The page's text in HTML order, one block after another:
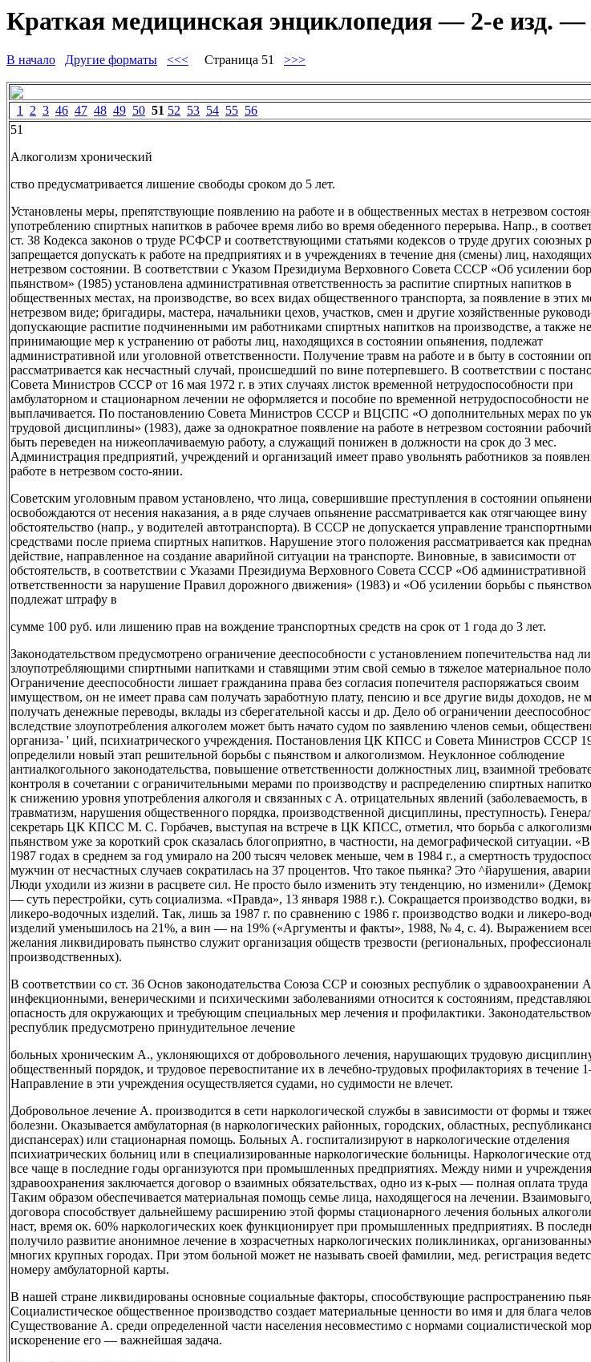
Краткая медицинская энциклопедия — 2-е изд.
В начало Другие форматы <<< Страница 51 >>>
1 2 3 46 47 48 49 50 51 52 53 54 55 56
51
Алкоголизм хронический
ство предусматривается лишение свободы сроком до 5 лет.
Установлены меры, препятствующие появлению на работе и в общественных местах в нетрезвом
употреблению спиртных напитков в рабочее время либо во время обеденного перерыва. Напр., в
ст. 38 Кодекса законов о труде РСФСР и соответствующими статьями кодексов о труде других союзных
запрещается допускать к работе на предприятиях и в учреждениях в течение дня (смены) лиц,
нетрезвом состоянии. В соответствии с Указом Президиума Верховного Совета СССР «Об усилении
пьянством» (1985) установлена административная ответственность за распитие спиртных напитков в
общественных местах, на производстве, во всех видах общественного транспорта, за появление в этих
нетрезвом виде; бригадиры, мастера, начальники цехов, участков, смен и другие хозяйственные
допускающие распитие подчиненными им работниками спиртных напитков на производстве, а также не
принимающие мер к устранению от работы лиц, находящихся в состоянии опьянения, подлежат
административной или уголовной ответственности. Получение травм на работе и в быту в состоянии
рассматривается как несчастный случай, происшедший по вине потерпевшего. В соответствии с
Совета Министров СССР от 16 мая 1972 г. в этих случаях листок временной нетрудоспособности при
амбулаторном и стационарном лечении не оформляется и пособие по временной нетрудоспособности не
выплачивается. По постановлению Совета Министров СССР и ВЦСПС «О дополнительных мерах по
трудовой дисциплины» (1983), даже за однократное появление на работе в нетрезвом состоянии
быть переведен на нижеоплачиваемую работу, а служащий понижен в должности на срок до 3 мес.
Администрация предприятий, учреждений и организаций имеет право увольнять работников за
работе в нетрезвом состо-янии.
Советским уголовным правом установлено, что лица, совершившие преступления в состоянии
освобождаются от несения наказания, а в ряде случаев опьянение рассматривается как отягчающее вину
обстоятельство (напр., у водителей автотранспорта). В СССР не допускается управление транспортными
средствами после приема спиртных напитков. Нарушение этого положения рассматривается как
действие, направленное на создание аварийной ситуации на транспорте. Виновные, в зависимости от
обстоятельств, в соответствии с Указами Президиума Верховного Совета СССР «Об административной
ответственности за нарушение Правил дорожного движения» (1983) и «Об усилении борьбы с
подлежат штрафу в
сумме 100 руб. или лишению прав на вождение транспортных средств на срок от 1 года до 3 лет.
Законодательством предусмотрено ограничение дееспособности с установлением попечительства над
злоупотребляющими спиртными напитками и ставящими этим свой семью в тяжелое материальное
Ограничение дееспособности лишает гражданина права без согласия попечителя распоряжаться своим
имуществом, он не имеет права сам получать заработную плату, пенсию и все другие виды доходов, не
получать денежные переводы, вклады из сберегательной кассы и др. Дело об ограничении
вследствие злоупотребления алкоголем может быть начато судом по заявлению членов семьи,
организа- ' ций, психиатрического учреждения. Постановления ЦК КПСС и Совета Министров СССР
определили новый этап решительной борьбы с пьянством и алкоголизмом. Неуклонное соблюдение
антиалкогольного законодательства, повышение ответственности должностных лиц, взаимной
контроля в сочетании с ограничительными мерами по производству и распределению спиртных
к снижению уровня употребления алкоголя и связанных с А. отрицательных явлений (заболеваемость, в
травматизм, нарушения общественного порядка, производственной дисциплины, преступность).
секретарь ЦК КПСС М. С. Горбачев, выступая на встрече в ЦК КПСС, отметил, что борьба с
пьянством уже за короткий срок сказалась блогоприятно, в частности, на демографической ситуации.
1987 годах в среднем за год умирало на 200 тысяч человек меньше, чем в 1984 г., а смертность
мужчин от несчастных случаев сократилась на 37 процентов. Что такое пьянка? Это ^йарушения,
Люди уходили из жизни в расцвете сил. Не просто было изменить эту тенденцию, но изменили»
— суть перестройки, суть социализма. «Правда», 13 января 1988 г.). Сокращается производство водки,
ликеро-водочных изделий. Так, лишь за 1987 г. по сравнению с 1986 г. производство водки и ликеро-
изделий уменьшилось на 21%, а вин — на 19% («Аргументы и факты», 1988, № 4, с. 4). Выражением
желания ликвидировать пьянство служит организация обществ трезвости (региональных,
производственных).
В соответствии со ст. 36 Основ законодательства Союза ССР и союзных республик о здравоохранении
инфекционными, венерическими и психическими заболеваниями относится к состояниям,
опасность для окружающих и требующим специальных мер лечения и профилактики.
республик предусмотрено принудительное лечение
больных хроническим А., уклоняющихся от добровольного лечения, нарушающих трудовую
общественный порядок, и трудовое перевоспитание их в лечебно-трудовых профилакториях в течение
Направление в эти учреждения осуществляется судами, но судимости не влечет.
Добровольное лечение А. производится в сети наркологической службы в зависимости от формы и
болезни. Оказывается амбулаторная (в наркологических районных, городских, областных,
диспансерах) или стационарная помощь. Больных А. госпитализируют в наркологические отделения
психиатрических больниц или в специализированные наркологические больницы. Наркологические
все чаще в последние годы организуются при промышленных предприятиях. Между ними и
здравоохранения заключается договор о взаимных обязательствах, одно из к-рых — полная оплата
Таким образом обеспечивается материальная помощь семье лица, находящегося на лечении.
договора способствует дальнейшему расширению этой формы стационарного лечения больных
наст, время ок. 60% наркологических коек функционирует при промышленных предприятиях. В
получило развитие анонимное лечение в хозрасчетных наркологических поликлиниках,
многих крупных городах. При этом больной может не называть своей фамилии, мед. регистрация
номеру амбулаторной карты.
В нашей стране ликвидированы основные социальные факторы, способствующие распространению
Социалистическое общественное производство создает материальные ценности во имя и для блага
Существование А. среди определенной части населения несовместимо с нормами социалистической
искоренение его — важнейшая задача.